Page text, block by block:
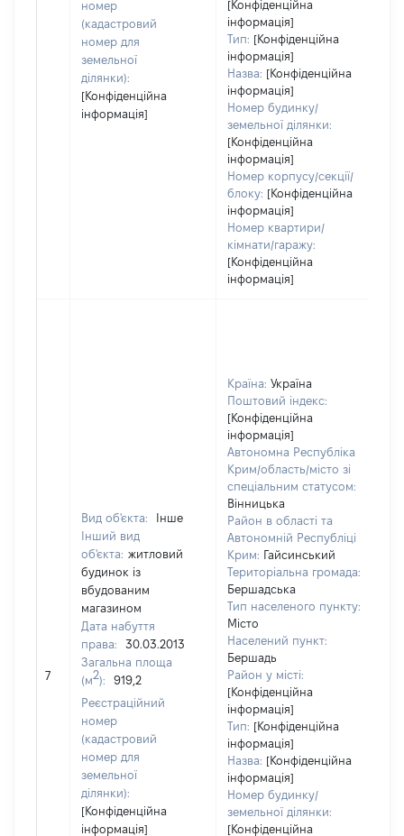
номер
(кадастровий
номер для
земельної
ділянки):
[Конфіденційна
інформація]
[Конфіденційна
інформація]
Тип: [Конфіденційна
інформація]
Назва: [Конфіденційна
інформація]
Номер будинку/
земельної ділянки:
[Конфіденційна
інформація]
Номер корпусу/секції/
блоку: [Конфіденційна
інформація]
Номер квартири/
кімнати/гаражу:
[Конфіденційна
інформація]
7
Вид об'єкта:
Інше
Інший вид
об'єкта: житловий
будинок із
вбудованим
магазином
Дата набуття
права:
30.03.2013
Загальна площа
(м2):
919,2
Реєстраційний
номер
(кадастровий
номер для
земельної
ділянки):
[Конфіденційна
інформація]
Країна: Україна
Поштовий індекс:
[Конфіденційна
інформація]
Автономна Республіка
Крим/область/місто зі
спеціальним статусом:
Вінницька
Район в області та
Автономній Республіці
Крим: Гайсинський
Територіальна громада:
Бершадська
Тип населеного пункту:
Місто
Населений пункт:
Бершадь
Район у місті:
[Конфіденційна
інформація]
Тип: [Конфіденційна
інформація]
Назва: [Конфіденційна
інформація]
Номер будинку/
земельної ділянки:
[Конфіденційна